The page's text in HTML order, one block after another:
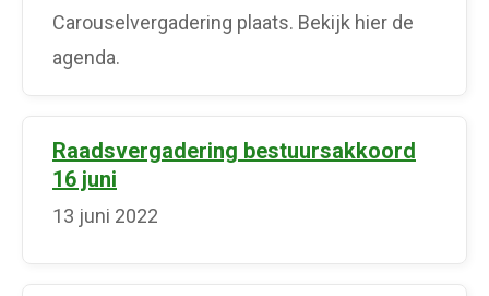
Carouselvergadering plaats. Bekijk hier de
agenda.
Raadsvergadering bestuursakkoord
16 juni
13 juni 2022